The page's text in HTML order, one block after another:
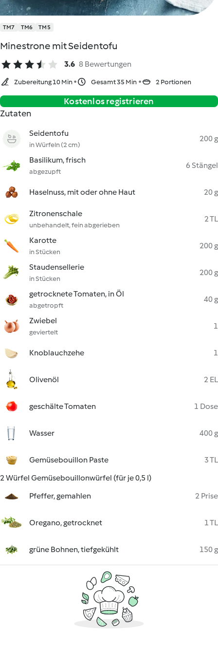
TM7 TM6 TM5
Minestrone mit Seidentofu
3.6 8 Bewertungen
Zubereitung 10 Min Gesamt 35 Min 2 Portionen
Kostenlos registrieren
Zutaten
Seidentofu
in Würfeln (2 cm)
200 g
Basilikum, frisch
abgezupft
6 Stängel
Haselnuss, mit oder ohne Haut 20 g
Zitronenschale
unbehandelt, fein abgerieben
2 TL
Karotte
in Stücken
200 g
Staudensellerie
in Stücken
200 g
getrocknete Tomaten, in Öl
abgetropft
40 g
Zwiebel
geviertelt
1
Knoblauchzehe 1
Olivenöl 2 EL
geschälte Tomaten 1 Dose
Wasser 400 g
Gemüsebouillon Paste
3 TL
2 Würfel Gemüsebouillonwürfel (für je 0,5 l)
Pfeffer, gemahlen
2 Prise
Oregano, getrocknet 1 TL
grüne Bohnen, tiefgekühlt 150 g